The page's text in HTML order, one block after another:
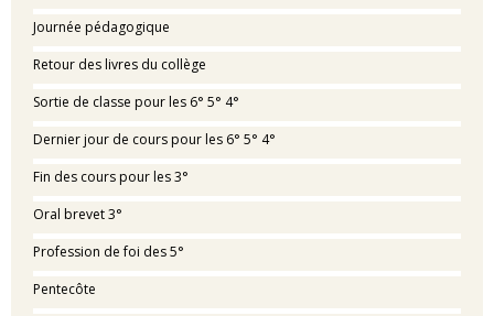
Journée pédagogique
Retour des livres du collège
Sortie de classe pour les 6° 5° 4°
Dernier jour de cours pour les 6° 5° 4°
Fin des cours pour les 3°
Oral brevet 3°
Profession de foi des 5°
Pentecôte